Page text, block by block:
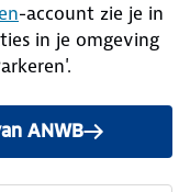
-account zie je in
in je omgeving
ANWB